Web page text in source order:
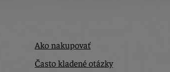
Ako nakupovať
Často kladené otázky